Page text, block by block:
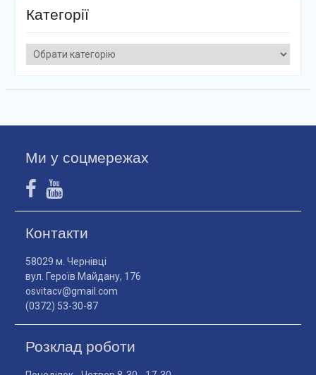
Категорії
Категорії
Ми у соцмережах
Контакти
58029 м. Чернівці
вул. Героїв Майдану, 176
osvitacv@gmail.com
(0372) 53-30-87
Розклад роботи